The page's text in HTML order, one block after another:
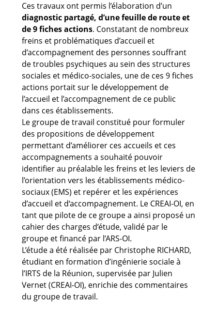
Ces travaux ont permis l’élaboration d’un
diagnostic partagé, d’une feuille de route et
de 9 fiches actions. Constatant de nombreux
freins et problématiques d’accueil et
d’accompagnement des personnes souffrant
de troubles psychiques au sein des structures
sociales et médico-sociales, une de ces 9 fiches
actions portait sur le développement de
l’accueil et l’accompagnement de ce public
dans ces établissements.
Le groupe de travail constitué pour formuler
des propositions de développement
permettant d’améliorer ces accueils et ces
accompagnements a souhaité pouvoir
identifier au préalable les freins et les leviers de
l’orientation vers les établissements médico-
sociaux (EMS) et repérer et les expériences
d’accueil et d‘accompagnement. Le CREAI-OI, en
tant que pilote de ce groupe a ainsi proposé un
cahier des charges d’étude, validé par le
groupe et financé par l’ARS-OI.
L’étude a été réalisée par Christophe RICHARD,
étudiant en formation d’ingénierie sociale à
l’IRTS de la Réunion, supervisée par Julien
Vernet (CREAI-OI), enrichie des commentaires
du groupe de travail.